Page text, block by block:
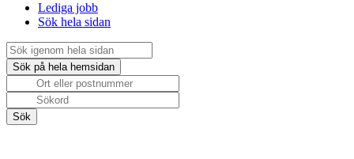
Lediga jobb
Sök hela sidan